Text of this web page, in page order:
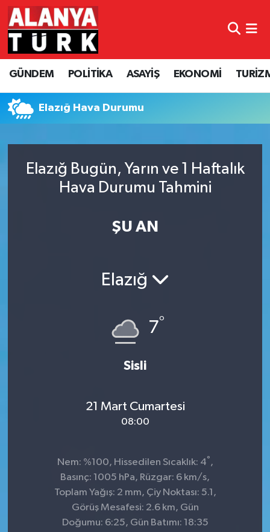
GÜNDEM POLİTİKA ASAYİŞ EKONOMİ
Elazığ Hava Durumu
Elazığ Bugün, Yarın ve 1 Haftalık
Hava Durumu Tahmini
ŞU AN
Elazığ
7°
Sisli
21 Mart Cumartesi
08:00
Nem: %100, Hissedilen Sıcaklık: 4° ,
Basınç: 1005 hPa, Rüzgar: 6 km/s,
Toplam Yağış: 2 mm, Çiy Noktası: 5.1,
Görüş Mesafesi: 2.6 km, Gün
Doğumu: 6:25, Gün Batımı: 18:35
GÜNDEM
POLİTİKA
ASAYİŞ
TURİZM
Nöbetçi Eczaneler
Hava Durumu
Namaz Vakitleri
Süper Lig Puan Durumu ve Fikstür
Son Dakika Haberleri